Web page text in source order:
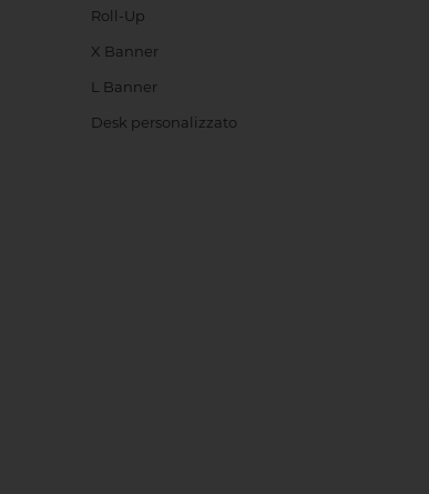
Roll-Up
X Banner
L Banner
Desk personalizzato